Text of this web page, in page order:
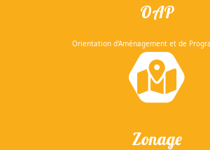
OAP
Orientation d'Aména­gement et de
Zonage